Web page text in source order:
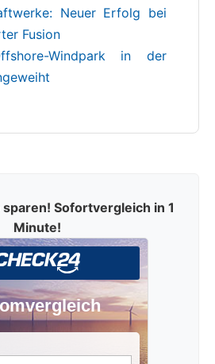
Neuer Erfolg bei
Fusion
Windpark in der
Sofortvergleich in 1
Minute!